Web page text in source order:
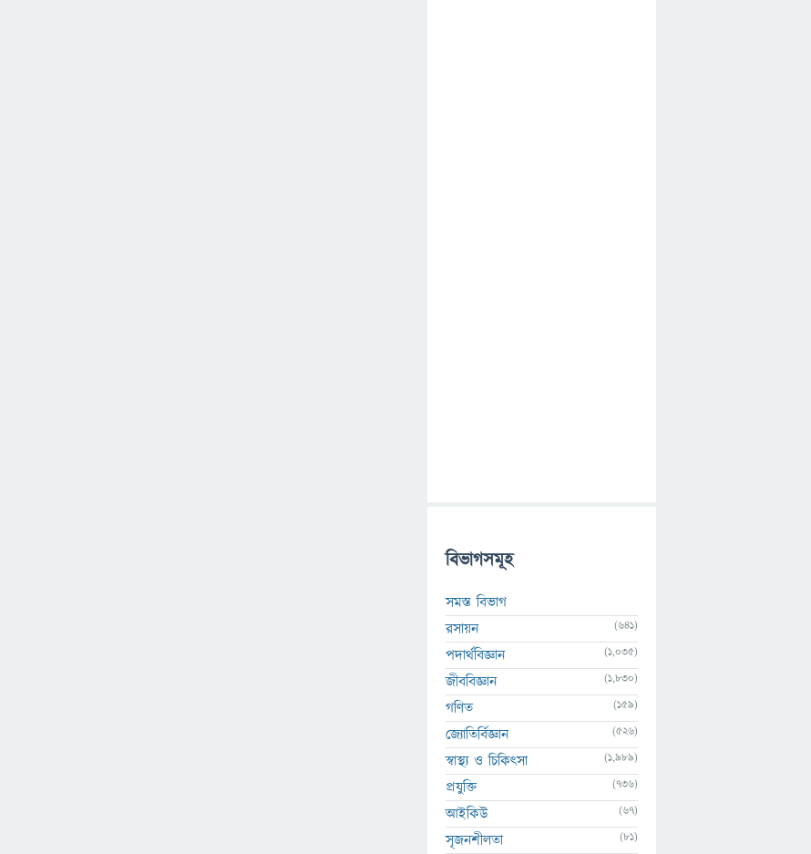
বিভাগসমূহ
সমস্ত বিভাগ
রসায়ন
(641)
পদার্থবিজ্ঞান (1,035)
জীববিজ্ঞান (1,830)
গণিত (159)
জ্যোতির্বিজ্ঞান (526)
স্বাস্থ্য ও চিকিৎসা (1,989)
প্রযুক্তি (736)
আইকিউ (67)
সৃজনশীলতা (81)